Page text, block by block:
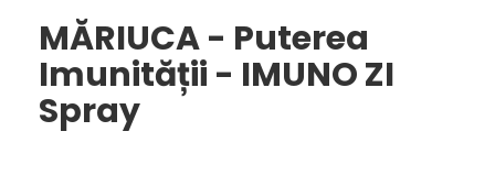
MĂRIUCA - Puterea
Imunității - IMUNO ZI
Spray